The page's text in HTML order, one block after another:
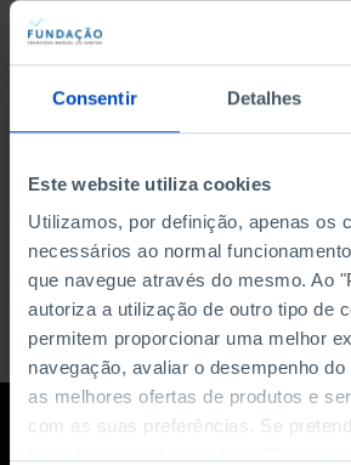
Consentir Detalhes
Este website utiliza cookies
Utilizamos, por definição, apenas os
necessários ao normal
que navegue através do mesmo. Ao
autoriza a utilização de outro tipo de
permitem proporcionar uma melhor
navegação, avaliar o desempenho
as melhores ofertas de produtos e
com as suas preferências. Se
DATA DE INÍCIO
DATA DE FIM